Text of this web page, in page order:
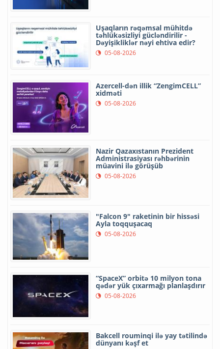
Uşaqların rəqəmsal mühitdə
təhlükəsizliyi gücləndirilir -
Dəyişikliklər nəyi ehtiva edir?
05-08-2026
Azercell-dən illik “ZengimCELL”
xidməti
05-08-2026
Nazir Qazaxıstanın Prezident
Administrasiyası rəhbərinin
müavini ilə görüşüb
05-08-2026
"Falcon 9" raketinin bir hissəsi
Ayla toqquşacaq
05-08-2026
“SpaceX” orbitə 10 milyon tona
qədər yük çıxarmağı planlaşdırır
05-08-2026
Bakcell rouminqi ilə yay tətilində
dünyanı kəşf et